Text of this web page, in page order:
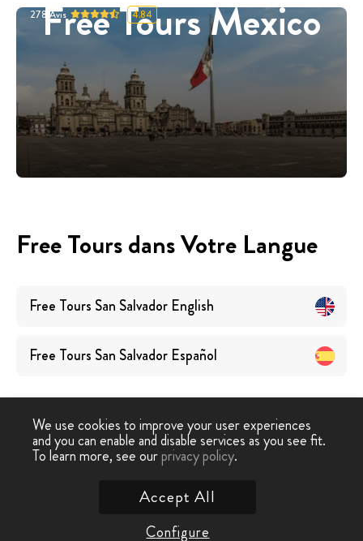
Free Tours Mexico
278 Avis 4.84
Free Tours dans Votre Langue
Free Tours San Salvador English
Free Tours San Salvador Español
Free Tour › San Salvador
We use cookies to improve your user experiences
and you can enable and disable services as you see fit.
To learn more, see ourprivacy policy.
Configure
Accept All